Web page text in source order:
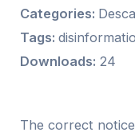
The correct
Categories:
Tags:
Downloads: 24